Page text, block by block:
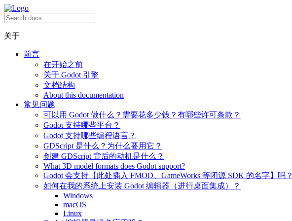
关于
前言
在开始之前
关于 Godot 引擎
文档结构
About this documentation
常见问题
可以用 Godot 做什么？需要花多少钱？有哪些许可条款？
Godot 支持哪些平台？
Godot 支持哪些编程语言？
GDScript 是什么？为什么要用它？
创建 GDScript 背后的动机是什么？
What 3D model formats does Godot support?
Godot 会支持【此处插入 FMOD、GameWorks 等闭源 SDK 的名字】吗？
如何在我的系统上安装 Godot 编辑器（进行桌面集成）？
Windows
macOS
Linux